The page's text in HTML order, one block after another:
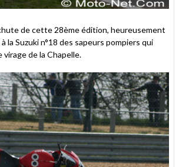
de cette 28ème édition, heureusement
la Suzuki n°18 des sapeurs pompiers qui
virage de la Chapelle.